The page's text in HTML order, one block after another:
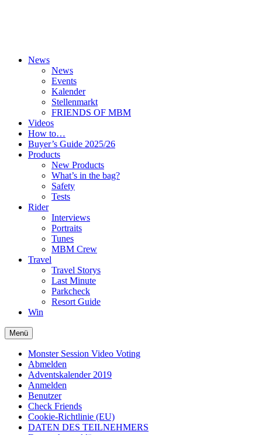
News
News
Events
Kalender
Stellenmarkt
FRIENDS OF MBM
Videos
How to…
Buyer’s Guide 2025/26
Products
New Products
What’s in the bag?
Safety
Tests
Rider
Interviews
Portraits
Tunes
MBM Crew
Travel
Travel Storys
Last Minute
Parkcheck
Resort Guide
Win
Menü
Monster Session Video Voting
Abmelden
Adventskalender 2019
Anmelden
Benutzer
Check Friends
Cookie-Richtlinie (EU)
DATEN DES TEILNEHMERS